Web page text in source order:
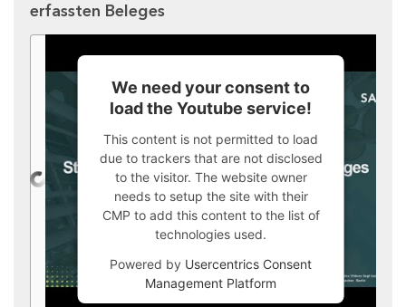
erfassten Beleges
We need your consent to
load the Youtube service!
This content is not permitted to load
due to trackers that are not disclosed
to the visitor. The website owner
needs to setup the site with their
CMP to add this content to the list of
technologies used.
Powered by Usercentrics Consent
Management Platform